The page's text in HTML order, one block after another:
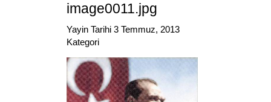
image0011.jpg
Yayin Tarihi 3 Temmuz, 2013
Kategori